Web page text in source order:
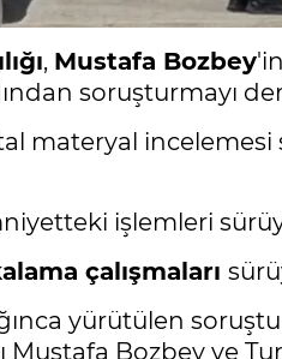
, Mustafa Bozbey
soruşturmayı
materyal
işlemleri
çalışmaları
yürütülen
Bozbey ve